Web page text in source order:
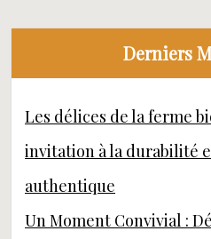
Derniers
Les délices de la ferme
invitation à la durabilité
authentique
Un Moment Convivial :